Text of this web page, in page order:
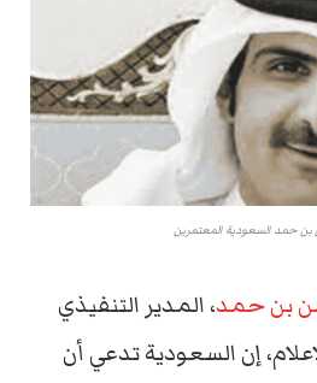
بن حمد السعودية المعتمرين
بن حمد، المدير التنفيذي
إن السعودية تدعي أن